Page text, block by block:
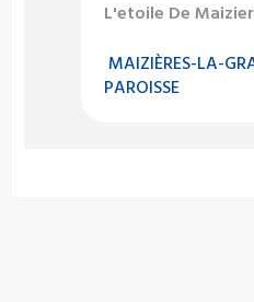
L'etoile De
MAIZIÈRES-LA-
PAROISSE